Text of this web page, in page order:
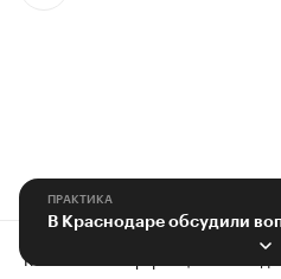
ПРАКТИКА
Контактная информация